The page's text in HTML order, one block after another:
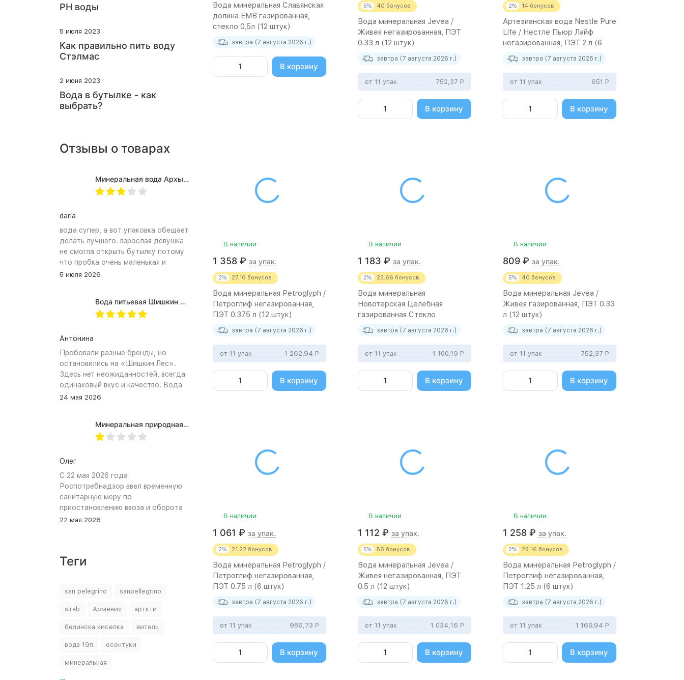
Вода минеральная Славянская
долина ЕМВ газированная,
стекло 0,5л (12 штук)
завтра (7 августа 2026 г.)
В корзину
5% 40 бонусов
Вода минеральная Jevea /
Живея негазированная, ПЭТ
0.33 л (12 штук)
завтра (7 августа 2026 г.)
от 11 упак 752,37 Р
В корзину
2% 14 бонусов
Артезианская вода Nestle Pure
Life / Нестле Пьюр Лайф
негазированная, ПЭТ 2 л (6
штук)
завтра (7 августа 2026 г.)
от 11 упак 651 Р
В корзину
В наличии
1 358 ₽ за упак.
2% 27.16 бонусов
Вода минеральная Petroglyph /
Петроглиф негазированная,
ПЭТ 0.375 л (12 штук)
завтра (7 августа 2026 г.)
от 11 упак 1 262,94 Р
В корзину
В наличии
1 183 ₽ за упак.
2% 23.66 бонусов
Вода минеральная
Новотерская Целебная
газированная Стекло
(0,5л*12шт)
завтра (7 августа 2026 г.)
от 11 упак 1 100,19 Р
В корзину
В наличии
809 ₽ за упак.
5% 40 бонусов
Вода минеральная Jevea /
Живея газированная, ПЭТ 0.33
л (12 штук)
завтра (7 августа 2026 г.)
от 11 упак 752,37 Р
В корзину
В наличии
1 061 ₽ за упак.
2% 21.22 бонусов
Вода минеральная Petroglyph /
Петроглиф негазированная,
ПЭТ 0.75 л (6 штук)
завтра (7 августа 2026 г.)
от 11 упак 986,73 Р
В корзину
В наличии
1 112 ₽ за упак.
5% 56 бонусов
Вода минеральная Jevea /
Живея негазированная, ПЭТ
0.5 л (12 штук)
завтра (7 августа 2026 г.)
от 11 упак 1 034,16 Р
В корзину
В наличии
1 258 ₽ за упак.
2% 25.16 бонусов
Вода минеральная Petroglyph /
Петроглиф негазированная,
ПЭТ 1.25 л (6 штук)
завтра (7 августа 2026 г.)
от 11 упак 1 169,94 Р
В корзину
PH воды
5 июля 2023
Как правильно пить воду
Стэлмас
2 июня 2023
Вода в бутылке - как
выбрать?
Отзывы о товарах
Минеральная вода Архыз Vita негазированная, ПЭТ 0.5 л (12 штук)
daria
вода супер, а вот упаковка обещает
делать лучшего. взрослая девушка
не смогла открыть бутылку потому
что пробка очень маленькая и
неудобное расположение
затрудняет открытию бутылка.
Плюс рубцы на пробке мелкие, что
5 июля 2026
Вода питьевая Шишкин лес в (одноразовой) таре 19 литров
Антонина
Пробовали разные бренды, но
остановились на «Шишкин Лес».
Здесь нет неожиданностей, всегда
одинаковый вкус и качество. Вода
хорошо идёт и холодной, и
подходит. Это, наверное, главный
показатель.
24 мая 2026
Минеральная природная вода Jermuk / Джермук газированная, Пэт (1,0л*6шт)
Олег
С 22 мая 2026 года
Роспотребнадзор ввел временную
санитарную меру по
приостановлению ввоза и оборота
на территории Российской
вода «Джермук», изготовитель
информации, указанной в
нарушением требований пункта 10
раздела 3 ТР ЕАЭС 044/2017 «О
питьевой воды, включая природную
выявлено превышение содержания
22 мая 2026
Теги
san pelegrino sanpellegrino
sirab Армения арткти
белинска киселка витель
вода 19л есентуки
минеральная